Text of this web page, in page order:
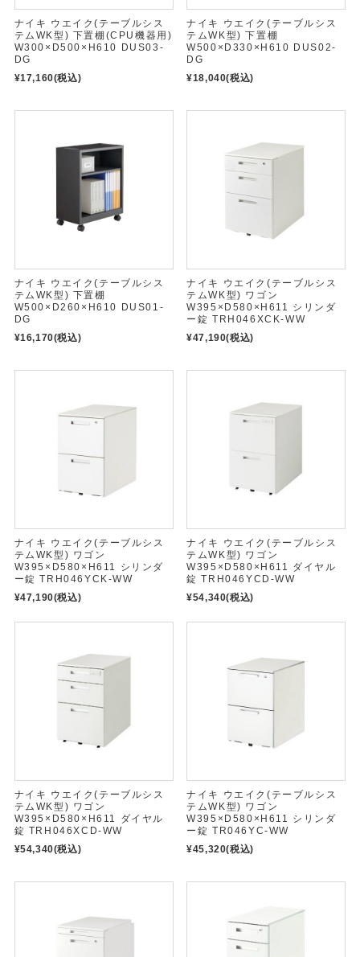
ナイキ ウエイク(テーブルシス
テムWK型) 下置棚(CPU機器用)
W300×D500×H610 DUS03-
DG
¥17,160(税込)
ナイキ ウエイク(テーブルシス
テムWK型) 下置棚
W500×D330×H610 DUS02-
DG
¥18,040(税込)
ナイキ ウエイク(テーブルシス
テムWK型) 下置棚
W500×D260×H610 DUS01-
DG
¥16,170(税込)
ナイキ ウエイク(テーブルシス
テムWK型) ワゴン
W395×D580×H611 シリンダ
ー錠 TRH046XCK-WW
¥47,190(税込)
ナイキ ウエイク(テーブルシス
テムWK型) ワゴン
W395×D580×H611 シリンダ
ー錠 TRH046YCK-WW
¥47,190(税込)
ナイキ ウエイク(テーブルシス
テムWK型) ワゴン
W395×D580×H611 ダイヤル
錠 TRH046YCD-WW
¥54,340(税込)
ナイキ ウエイク(テーブルシス
テムWK型) ワゴン
W395×D580×H611 ダイヤル
錠 TRH046XCD-WW
¥54,340(税込)
ナイキ ウエイク(テーブルシス
テムWK型) ワゴン
W395×D580×H611 シリンダ
ー錠 TR046YC-WW
¥45,320(税込)